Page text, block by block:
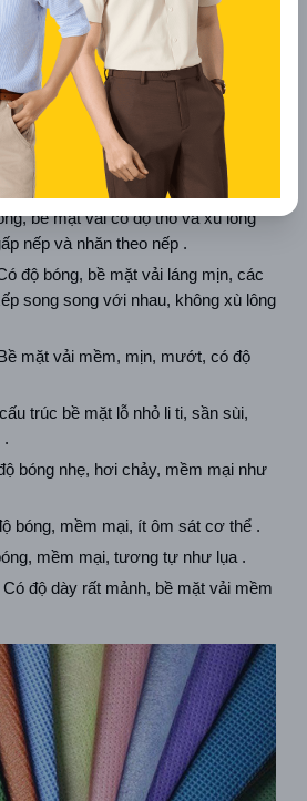
Các Loại Vải Áo
áo thun, bạn có thể dựa vào các
bề mặt vải có độ thô và xù lông
nếp và nhăn theo nếp .
độ bóng, bề mặt vải láng mịn, các
song song với nhau, không xù lông
mặt vải mềm, mịn, mướt, có độ
trúc bề mặt lỗ nhỏ li ti, sần sùi,
.
bóng nhẹ, hơi chảy, mềm mại như
bóng, mềm mại, ít ôm sát cơ thể .
mềm mại, tương tự như lụa .
Có độ dày rất mảnh, bề mặt vải mềm